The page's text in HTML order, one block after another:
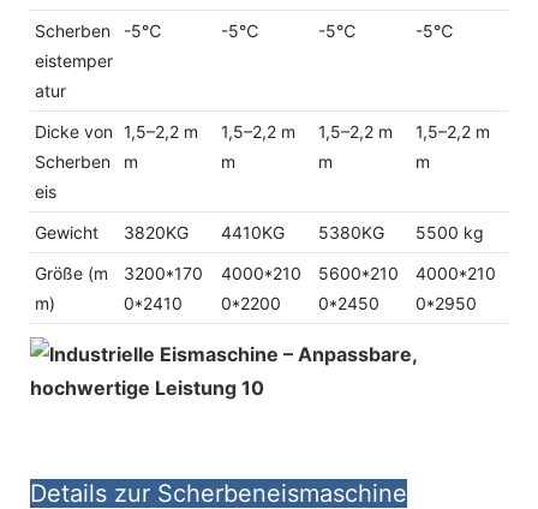
Scherben
eistemper
atur
-5℃ -5℃ -5℃ -5℃
Dicke von
Scherben
eis
1,5–2,2 m
m
1,5–2,2 m
m
1,5–2,2 m
m
1,5–2,2 m
m
Gewicht 3820KG 4410KG 5380KG
5500 kg
Größe (m
m)
3200*170
0*2410
4000*210
0*2200
5600*210
0*2450
4000*210
0*2950
Details zur Scherbeneismaschine